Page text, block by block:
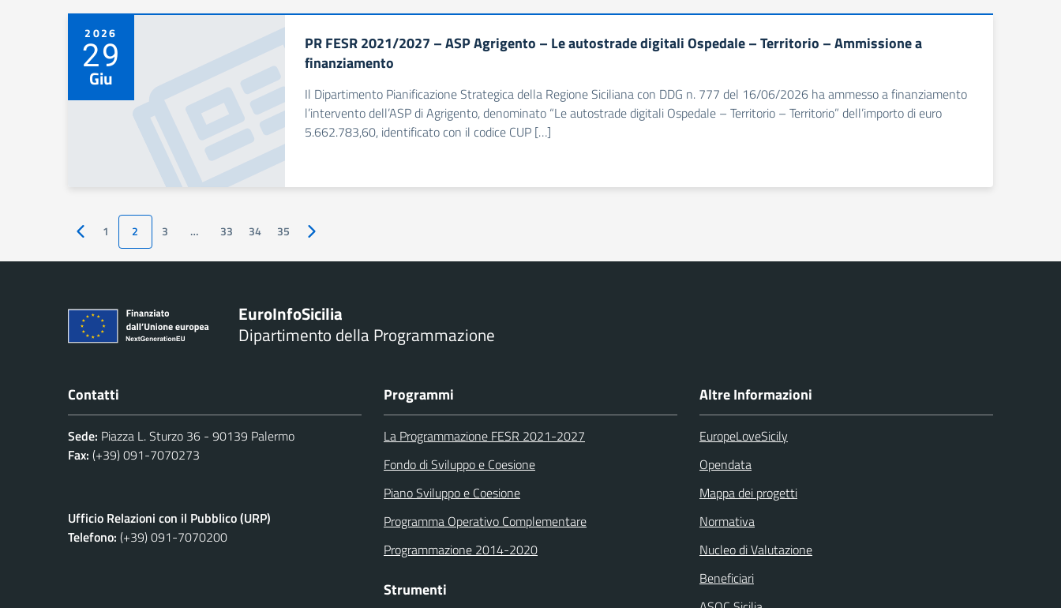
2026
29
Giu
PR FESR 2021/2027 – ASP Agrigento – Le autostrade digitali Ospedale – Territorio – Ammissione a
finanziamento
Il Dipartimento Pianificazione Strategica della Regione Siciliana con DDG n. 777 del 16/06/2026 ha ammesso a finanziamento
l’intervento dell’ASP di Agrigento, denominato “Le autostrade digitali Ospedale – Territorio – Territorio” dell’importo di euro
5.662.783,60, identificato con il codice CUP […]
Pagina precedente
1 2 3 … 33 34 35 Pagina successiva
EuroInfoSicilia
Dipartimento della Programmazione
Contatti
Sede: Piazza L. Sturzo 36 - 90139 Palermo
Fax: (+39) 091-7070273
Ufficio Relazioni con il Pubblico (URP)
Telefono: (+39) 091-7070200
Programmi
La Programmazione FESR 2021-2027
Fondo di Sviluppo e Coesione
Piano Sviluppo e Coesione
Programma Operativo Complementare
Programmazione 2014-2020
Strumenti
Altre Informazioni
EuropeLoveSicily
Opendata
Mappa dei progetti
Normativa
Nucleo di Valutazione
Beneficiari